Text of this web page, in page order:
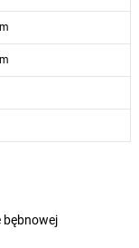
bębnowej